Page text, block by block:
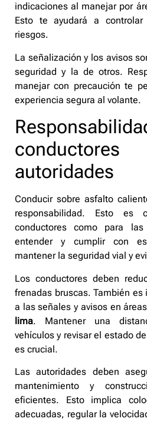
indicaciones al manejar por
Esto te ayudará a
riesgos.
La señalización y los avisos
seguridad y la de otros.
manejar con precaución te
experiencia segura al volante.
autoridades
Conducir sobre asfalto
responsabilidad. Esto
conductores como para
entender y cumplir con
mantener la seguridad vial y
Los conductores deben
frenadas bruscas. También
a las señales y avisos en
lima. Mantener una
vehículos y revisar el estado
es crucial.
Las autoridades deben
mantenimiento y
eficientes. Esto implica
adecuadas, regular la